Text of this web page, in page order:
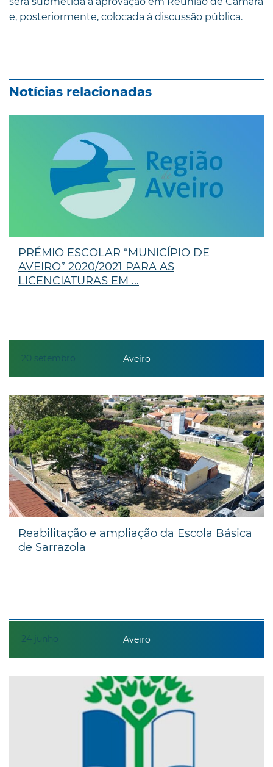
e, posteriormente, colocada à discussão pública.
Notícias relacionadas
20 setembro
PRÉMIO ESCOLAR “MUNICÍPIO DE
AVEIRO” 2020/2021 PARA AS
LICENCIATURAS EM ...
Aveiro
24 junho
Reabilitação e ampliação da Escola Básica
de Sarrazola
Aveiro